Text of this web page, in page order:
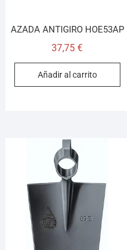
AZADA ANTIGIRO HOE53AP
37,75€
Añadir al carrito